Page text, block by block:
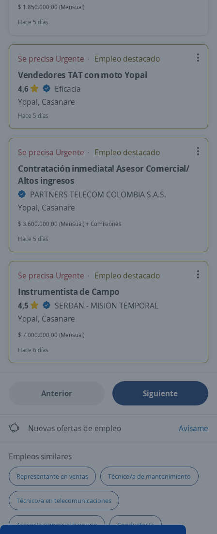
$ 1.850.000,00 (Mensual)
Hace 5 días
Se precisa Urgente Empleo destacado
Vendedores TAT con moto Yopal
4,6
Eficacia
Yopal, Casanare
Hace 5 días
Se precisa Urgente Empleo destacado
Contratación inmediata! Asesor Comercial/
Altos ingresos
PARTNERS TELECOM COLOMBIA S.A.S.
Yopal, Casanare
$ 3.600.000,00 (Mensual) + Comisiones
Hace 5 días
Se precisa Urgente Empleo destacado
Instrumentista de Campo
4,5
SERDAN - MISION TEMPORAL
Yopal, Casanare
$ 7.000.000,00 (Mensual)
Hace 6 días
Anterior Siguiente
Nuevas ofertas de empleo Avísame
Empleos similares
Representante en ventas Técnico/a de mantenimiento
Técnico/a en telecomunicaciones
Asesor/a comercial bancario Conductor/a